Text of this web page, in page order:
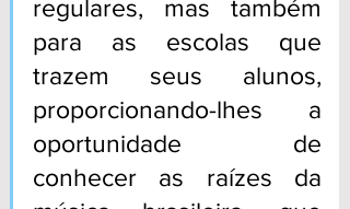
regulares, mas também
para as escolas que
trazem seus alunos,
proporcionando-lhes a
oportunidade de
conhecer as raízes da